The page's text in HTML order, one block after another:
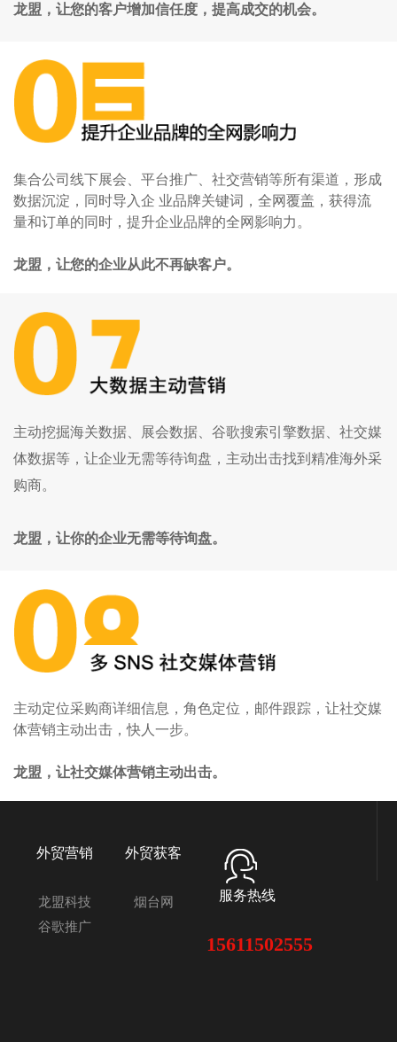
龙盟，让您的客户增加信任度，提高成交的机会。
集合公司线下展会、平台推广、社交营销等所有渠道，形成
数据沉淀，同时导入企 业品牌关键词，全网覆盖，获得流
量和订单的同时，提升企业品牌的全网影响力。
龙盟，让您的企业从此不再缺客户。
主动挖掘海关数据、展会数据、谷歌搜索引擎数据、社交媒
体数据等，让企业无需等待询盘，主动出击找到精准海外采
购商。
龙盟，让你的企业无需等待询盘。
主动定位采购商详细信息，角色定位，邮件跟踪，让社交媒
体营销主动出击，快人一步。
龙盟，让社交媒体营销主动出击。
外贸营销
龙盟科技
谷歌推广
外贸获客
烟台网 服务热线
15611502555